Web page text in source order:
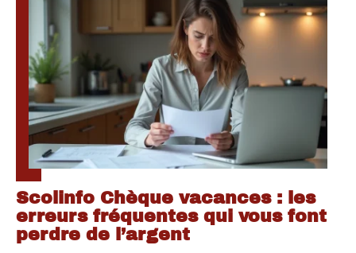
Scolinfo Chèque vacances : les
erreurs fréquentes qui vous font
perdre de l’argent